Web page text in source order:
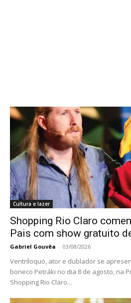
Cultura e lazer
Shopping Rio Claro
Pais com show gratuito
Gabriel Gouvêa - 03/08/2026
Ventríloquo, ator e dublador se
boneco Petráki no dia 8 de agosto, na
Shopping Rio Claro...